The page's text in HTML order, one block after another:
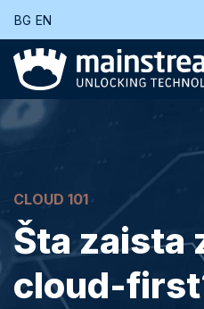
BG EN
CLOUD 101
Šta zaista
cloud-